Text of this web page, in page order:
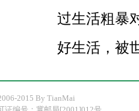
过生活粗暴
好生活，被
2015 By TianMai